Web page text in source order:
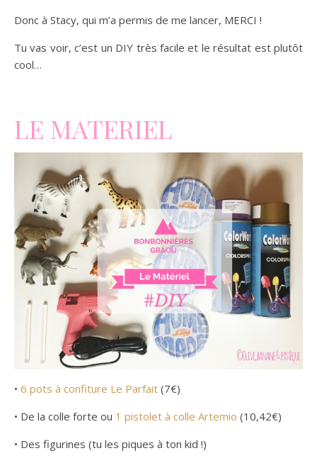
Donc à Stacy, qui m’a permis de me lancer, MERCI !
Tu vas voir, c’est un DIY très facile et le résultat est plutôt
cool…
LE MATERIEL
• 6 pots à confiture Le Parfait (7€)
• De la colle forte ou 1 pistolet à colle Artemio (10,42€)
• Des figurines (tu les piques à ton kid !)